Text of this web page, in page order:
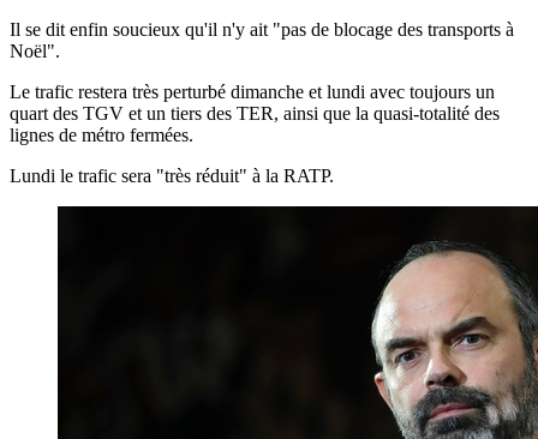
Il se dit enfin soucieux qu'il n'y ait "pas de blocage des transports à
Noël".
Le trafic restera très perturbé dimanche et lundi avec toujours un
quart des TGV et un tiers des TER, ainsi que la quasi-totalité des
lignes de métro fermées.
Lundi le trafic sera "très réduit" à la RATP.